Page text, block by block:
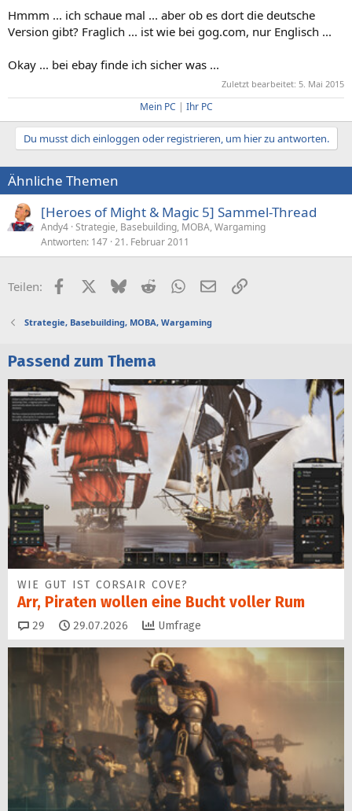
Hmmm ... ich schaue mal ... aber ob es dort die deutsche
Version gibt? Fraglich ... ist wie bei gog.com, nur Englisch ...
Okay ... bei ebay finde ich sicher was ...
Zuletzt bearbeitet: 5. Mai 2015
Mein PC | Ihr PC
Du musst dich einloggen oder registrieren, um hier zu antworten.
Ähnliche Themen
[Heroes of Might & Magic 5] Sammel-Thread
Andy4 Strategie, Basebuilding, MOBA, Wargaming
Antworten 147 21. Februar 2011
Teilen: FacebookX (Twitter)
BlueskyRedditWhatsApp
E-MailLink
Strategie, Basebuilding, MOBA, Wargaming
Passend zum Thema
WIE GUT IST CORSAIR COVE?
Arr, Piraten wollen eine Bucht voller Rum
29 Kommentare
29.07.2026 Umfrage